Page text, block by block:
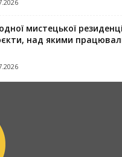
мистецької
над якими